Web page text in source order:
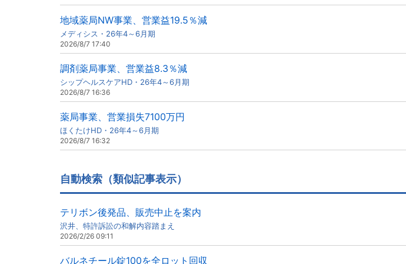
地域薬局NW事業、営業益19.5％減
メディシス・26年4～6月期
2026/8/7 17:40
調剤薬局事業、営業益8.3％減
シップヘルスケアHD・26年4～6月期
2026/8/7 16:36
薬局事業、営業損失7100万円
ほくたけHD・26年4～6月期
2026/8/7 16:32
自動検索（類似記事表示）
テリボン後発品、販売中止を案内
沢井、特許訴訟の和解内容踏まえ
2026/2/26 09:11
バルネチール錠100を全ロット回収